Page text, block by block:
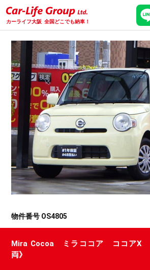
カーライフ大阪 全国どこでも納車！
物件番号 OS4805
Mira Cocoa ミラココア ココアX
両》